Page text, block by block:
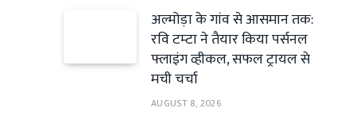
अल्मोड़ा के गांव से आसमान तक:
रवि टम्टा ने तैयार किया पर्सनल
फ्लाइंग व्हीकल, सफल ट्रायल से
मची चर्चा
AUGUST 8, 2026